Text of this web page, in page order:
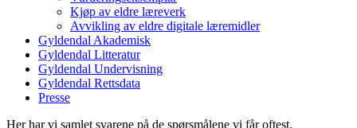
Kjøp av eldre læreverk
Avvikling av eldre digitale læremidler
Gyldendal Akademisk
Gyldendal Litteratur
Gyldendal Undervisning
Gyldendal Rettsdata
Presse
Her har vi samlet svarene på de spørsmålene vi får oftest.